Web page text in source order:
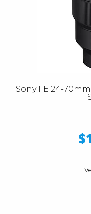
Sony FE 24-